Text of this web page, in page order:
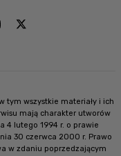
tym wszystkie materiały i ich
mają charakter utworów
4 lutego 1994 r. o prawie
30 czerwca 2000 r. Prawo
w zdaniu poprzedzającym